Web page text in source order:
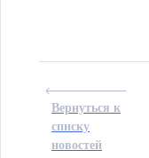
Вернуться к
списку
новостей